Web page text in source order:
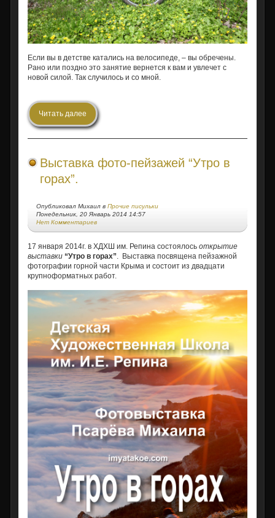
Если вы в детстве катались на велосипеде, – вы обречены.
Рано или поздно это занятие вернется к вам и увлечет с
новой силой. Так случилось и со мной.
Читать далее
Выставка фото-пейзажей “Утро в
горах”.
Опубликовал Михаил в Прочие писульки
Понедельник, 20 Январь 2014 14:57
Нет Комментариев
17 января 2014г. в ХДХШ им. Репина состоялось открытие
выставки “Утро в горах”. Выставка посвящена пейзажной
фотографии горной части Крыма и состоит из двадцати
крупноформатных работ.